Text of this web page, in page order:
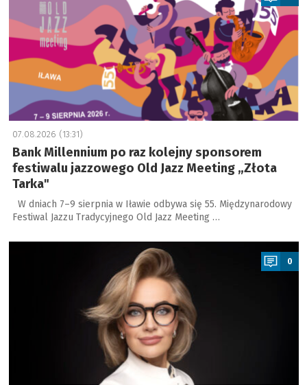
07.08.2026 (13:31)
Bank Millennium po raz kolejny sponsorem
festiwalu jazzowego Old Jazz Meeting „Złota
Tarka"
W dniach 7–9 sierpnia w Iławie odbywa się 55. Międzynarodowy
Festiwal Jazzu Tradycyjnego Old Jazz Meeting …
a
0